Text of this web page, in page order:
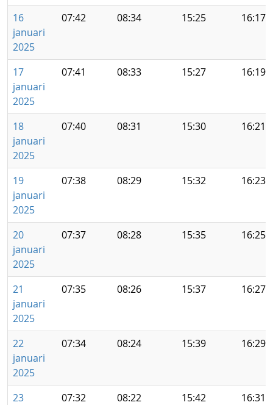
16
januari
2025
07:42 08:34 15:25 16:17
17
januari
2025
07:41 08:33 15:27 16:19
18
januari
2025
07:40 08:31 15:30 16:21
19
januari
2025
07:38 08:29 15:32 16:23
20
januari
2025
07:37 08:28 15:35 16:25
21
januari
2025
07:35 08:26 15:37 16:27
22
januari
2025
07:34 08:24 15:39 16:29
23
07:32 08:22 15:42 16:31